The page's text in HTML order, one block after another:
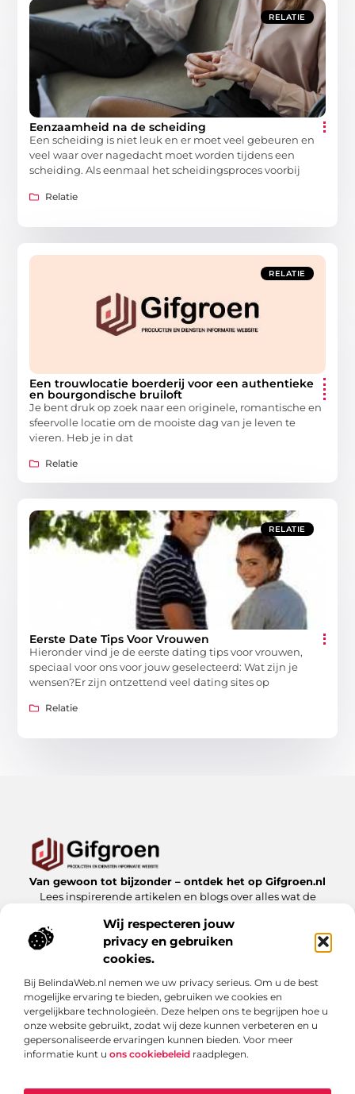
Wij respecteren jouw
privacy en gebruiken
cookies.
Bij BelindaWeb.nl nemen we uw privacy serieus. Om u de best
mogelijke ervaring te bieden, gebruiken we cookies en
vergelijkbare technologieën. Deze helpen ons te begrijpen hoe u
onze website gebruikt, zodat wij deze kunnen verbeteren en u
gepersonaliseerde ervaringen kunnen bieden. Voor meer
informatie kunt u ons cookiebeleid raadplegen.
RELATIE
Eenzaamheid na de scheiding
Een scheiding is niet leuk en er moet veel gebeuren en
veel waar over nagedacht moet worden tijdens een
scheiding. Als eenmaal het scheidingsproces voorbij
Relatie
RELATIE
Een trouwlocatie boerderij voor een authentieke
en bourgondische bruiloft
Je bent druk op zoek naar een originele, romantische en
sfeervolle locatie om de mooiste dag van je leven te
vieren. Heb je in dat
Relatie
RELATIE
Eerste Date Tips Voor Vrouwen
Hieronder vind je de eerste dating tips voor vrouwen,
speciaal voor ons voor jouw geselecteerd: Wat zijn je
wensen?Er zijn ontzettend veel dating sites op
Relatie
Van gewoon tot bijzonder – ontdek het op Gifgroen.nl
Lees inspirerende artikelen en blogs over alles wat de
Bericht categorie
Onze informatie